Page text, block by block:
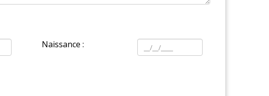
Naissance :